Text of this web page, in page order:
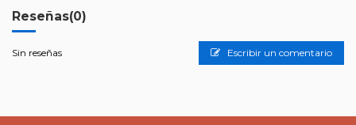
Reseñas(0)
Sin reseñas Escribir un comentario